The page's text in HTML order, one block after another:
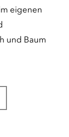
eigenen
und Baum